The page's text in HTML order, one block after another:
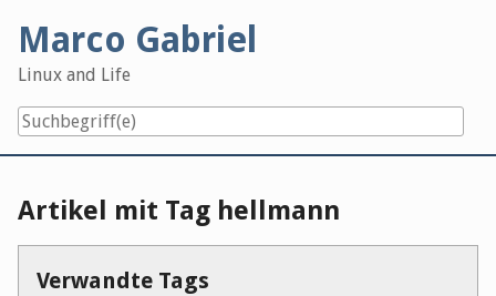
content
Marco Gabriel
Linux and Life
Artikel mit Tag hellmann
Verwandte Tags